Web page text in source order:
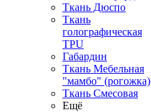
Ткань Дюспо
Ткань
голографическая
TPU
Габардин
Ткань Мебельная
"мамбо" (рогожка)
Ткань Смесовая
Ещё